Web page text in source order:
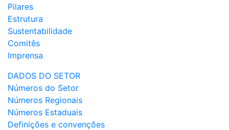
Pilares
Estrutura
Sustentabilidade
Comitês
Imprensa
DADOS DO SETOR
Números do Setor
Números Regionais
Números Estaduais
Definições e convenções